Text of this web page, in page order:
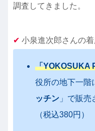
調査してきました。
✔︎ 小泉進次郎さんの
「YOKOSUKA
役所の地下一階
ッチン 」 で販売
（税込380円）